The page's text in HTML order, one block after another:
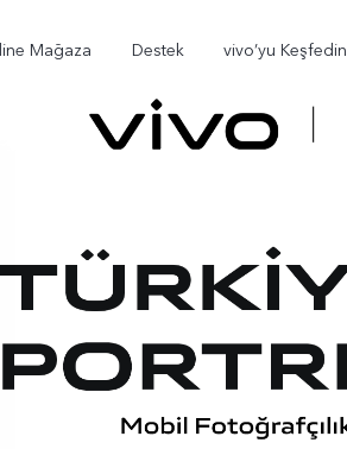
Mağaza Destek vivo’yu Keşfedin
V70 FE